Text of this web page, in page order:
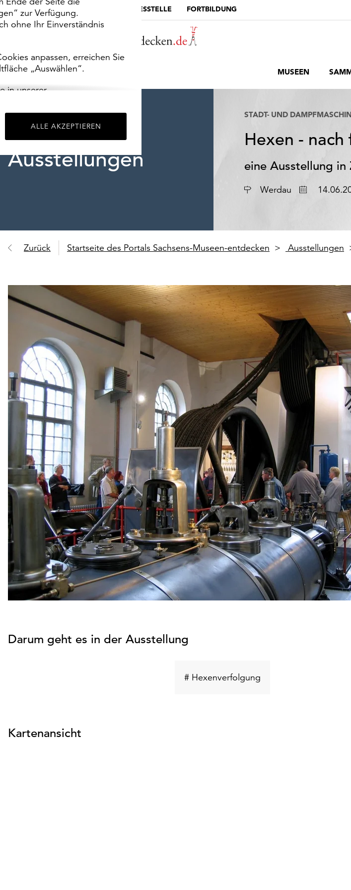
zur Verfügung.
ohne Ihr Einverständnis
anpassen, erreichen Sie
„Auswählen“.
in unserer
ALLE AKZEPTIEREN
MUSEUMSPORTAL DIE LANDESSTELLE FORTBILDUNG
MUSEEN
Ausstellungen
STADT- UND
Hexen -
eine Ausstellung in
Ort Werdau Datum
Zurück Startseite des Portals Sachsens-Museen-entdecken Ausstellungen
Darum geht es in der Ausstellung
# Hexenverfolgung
Kartenansicht